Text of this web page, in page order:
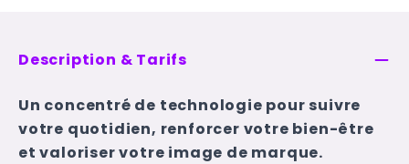
Description & Tarifs
Un concentré de technologie pour suivre
votre quotidien, renforcer votre bien-être
et valoriser votre image de marque.